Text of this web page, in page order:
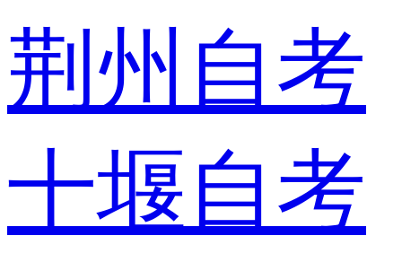
荆州自考
十堰自考